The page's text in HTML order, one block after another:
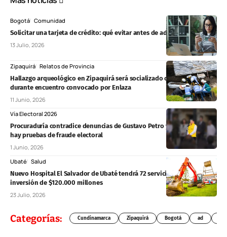
Bogotá Comunidad
Solicitar una tarjeta de crédito: qué evitar antes de adquirir una
13 Julio, 2026
Zipaquirá Relatos de Provincia
Hallazgo arqueológico en Zipaquirá será socializado con la comunidad
durante encuentro convocado por Enlaza
11 Junio, 2026
Vía Electoral 2026
Procuraduría contradice denuncias de Gustavo Petro y afirma que no
hay pruebas de fraude electoral
1 Junio, 2026
Ubaté Salud
Nuevo Hospital El Salvador de Ubaté tendrá 72 servicios y una
inversión de $120.000 millones
23 Julio, 2026
Categorías: Cundinamarca Zipaquirá Bogotá ad